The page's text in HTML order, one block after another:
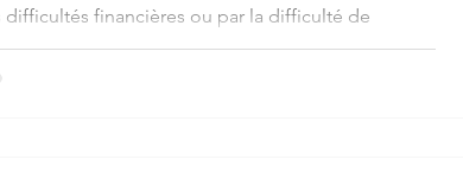
difficultés financières ou par la difficulté de
études et haut niveau, les Rameurs Tricolores